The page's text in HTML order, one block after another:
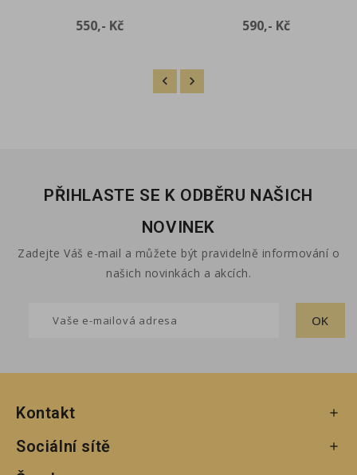
550,- KčCena 590,- KčCena
PŘIHLASTE SE K ODBĚRU NAŠICH
NOVINEK
Zadejte Váš e-mail a můžete být pravidelně informování o
našich novinkách a akcích.
Kontakt 
Sociální sítě 